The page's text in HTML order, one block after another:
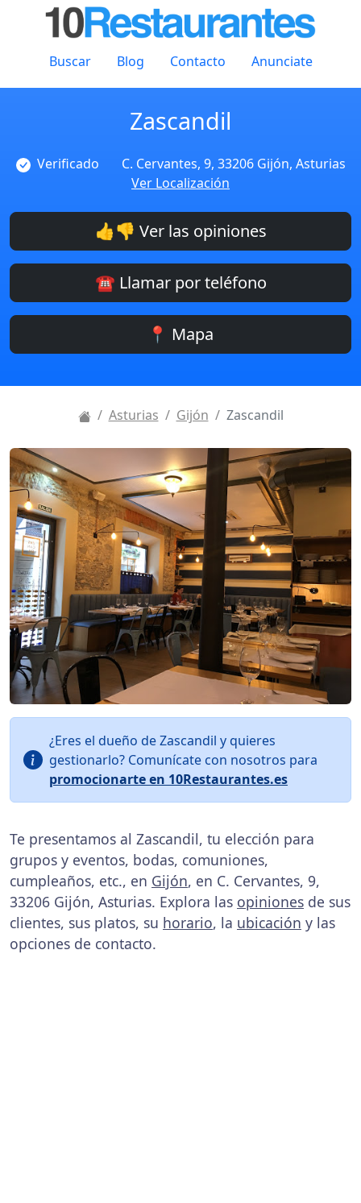
Buscar Blog Contacto Anunciate
Zascandil
Verificado
C. Cervantes, 9, 33206 Gijón, Asturias
Ver Localización
👍👎 Ver las opiniones
☎️ Llamar por teléfono
📍 Mapa
Asturias Gijón Zascandil
¿Eres el dueño de Zascandil y quieres
gestionarlo? Comunícate con nosotros para
promocionarte en 10Restaurantes.es
Te presentamos al Zascandil, tu elección para
grupos y eventos, bodas, comuniones,
cumpleaños, etc., en Gijón, en C. Cervantes, 9,
33206 Gijón, Asturias. Explora las opiniones de sus
clientes, sus platos, su horario, la ubicación y las
opciones de contacto.